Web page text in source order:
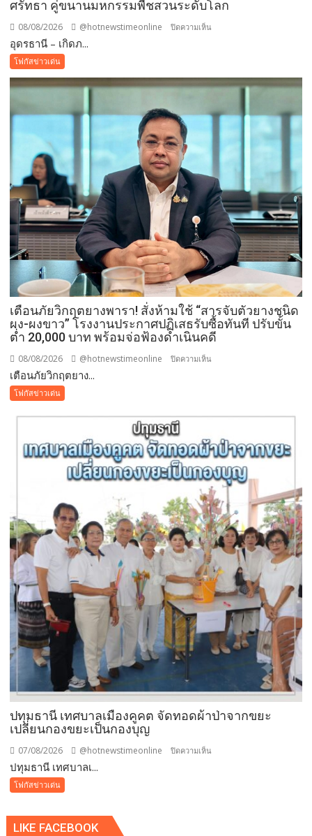
ศรัทธา คู่ขนานมหกรรมพืชสวนระดับโลก
08/08/2026 @hotnewstimeonline ปิดความเห็น
ประดิษฐาน
มหกรรม
สวน
อุดรธานี
2569
เปิด
พื้นที่
ศรัทธา
คู่
ขนาน
พืช
สวน
อุดรธานี – เกิดภ...
โฟกัสข่าวเด่น
เตือนภัยวิกฤตยางพารา! สั่งห้ามใช้ “สารจับตัวยางชนิด
ผง-ผงขาว” โรงงานประกาศปฏิเสธรับซื้อทันที ปรับขั้น
ต่ำ 20,000 บาท พร้อมจ่อฟ้องดำเนินคดี
08/08/2026 @hotnewstimeonline ปิดความเห็น
ยางพารา!
ห้าม
ใช้
“สาร
จับ
ตัว
ยาง
ชนิด
ผง-
ผงขาว”
โรงงาน
ประกาศ
ปฏิเสธ
รับ
ซื้อ
ขั้น
ต่ำ
เตือนภัยวิกฤตยาง...
โฟกัสข่าวเด่น
ปทุมธานี เทศบาลเมืองคูคต จัดทอดผ้าป่าจากขยะ
เปลี่ยนกองขยะเป็นกองบุญ
07/08/2026 @hotnewstimeonline ปิดความเห็น
ปทุมธานี เทศบาลเ...
โฟกัสข่าวเด่น
LIKE FACEBOOK